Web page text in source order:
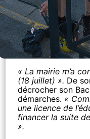
« La mairie m’a
(18 juillet) ». De
décrocher son
démarches. «
une licence de
financer la suite
».